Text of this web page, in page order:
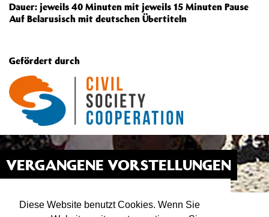
Diese Website benutzt Cookies. Wenn Sie
Dauer: jeweils 40 Minuten mit jeweils 15 Minuten Pause
Auf Belarusisch mit deutschen Übertiteln
Gefördert durch
VERGANGENE VORSTELLUNGEN
26.11.22
18:00
KUPALAUCY: KUO VADIS? SAAL